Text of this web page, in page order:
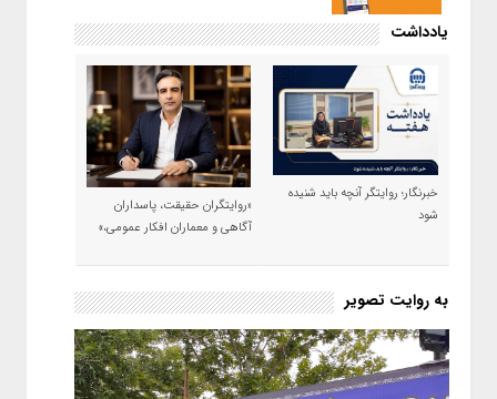
یادداشت
خبرنگار؛ روایتگر آنچه باید شنیده
شود
«روایتگران حقیقت، پاسداران
آگاهی و معماران افکار عمومی،»
به روایت تصویر